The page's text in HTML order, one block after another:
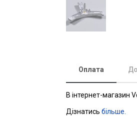
Оплата
В інтернет-магазин
Дізнатись більше.